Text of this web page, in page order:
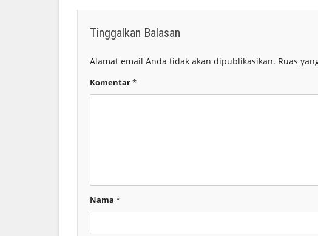
Tinggalkan Balasan
Alamat email Anda tidak akan dipublikasikan. Ruas
Komentar*
Nama *